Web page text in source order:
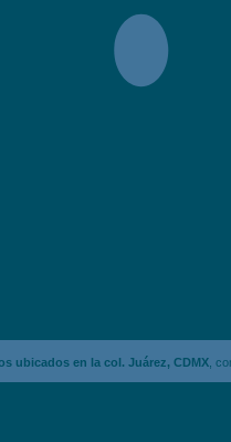
ubicados en la col. Juárez, CDMX,